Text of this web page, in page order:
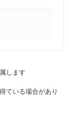
します
ている場合があり